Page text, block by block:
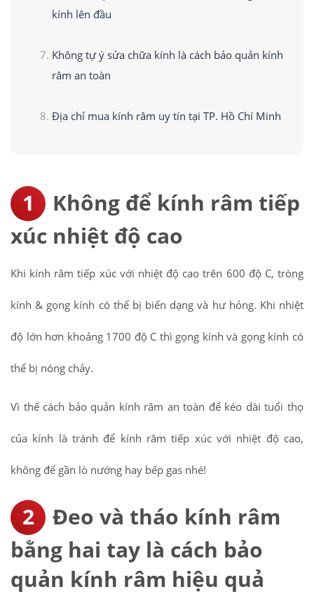
kính lên đầu
Không tự ý sửa chữa kính là cách bảo quản kính
râm an toàn
Địa chỉ mua kính râm uy tín tại TP. Hồ Chí Minh
Không để kính râm tiếp
xúc nhiệt độ cao
Khi kính râm tiếp xúc với nhiệt độ cao trên 600 độ C, tròng
kính & gọng kính có thể bị biến dạng và hư hỏng. Khi nhiệt
độ lớn hơn khoảng 1700 độ C thì gọng kính và gọng kính có
thể bị nóng chảy.
Vì thế cách bảo quản kính râm an toàn để kéo dài tuổi thọ
của kính là tránh để kính râm tiếp xúc với nhiệt độ cao,
không để gần lò nướng hay bếp gas nhé!
Đeo và tháo kính râm
bằng hai tay là cách bảo
quản kính râm hiệu quả